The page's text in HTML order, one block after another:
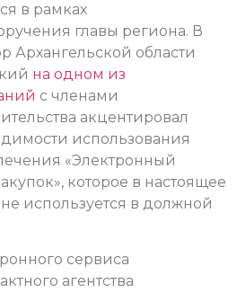
в рамках
главы региона. В
Архангельской области
на одном из
с членами
акцентировал
использования
«Электронный
которое в настоящее
используется в должной
сервиса
агентства